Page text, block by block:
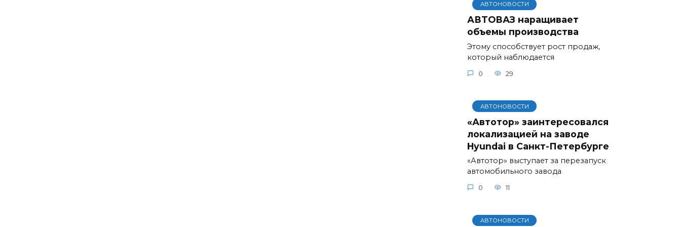
АВТОНОВОСТИ
АВТОВАЗ наращивает
объемы производства
Этому способствует рост продаж,
который наблюдается
0 29
АВТОНОВОСТИ
«Автотор» заинтересовался
локализацией на заводе
Hyundai в Санкт-Петербурге
«Автотор» выступает за перезапуск
автомобильного завода
0 11
АВТОНОВОСТИ